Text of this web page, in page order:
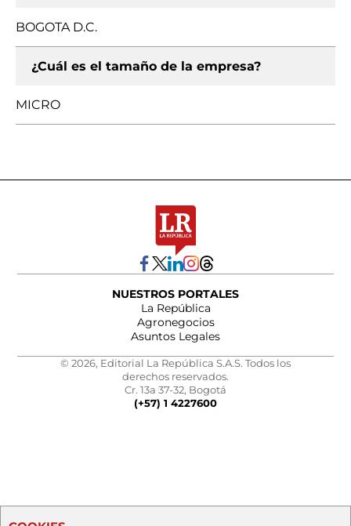
BOGOTA D.C.
¿Cuál es el tamaño de la empresa?
MICRO
NUESTROS PORTALES
La República
Agronegocios
Asuntos Legales
© 2026, Editorial La República S.A.S. Todos los
derechos reservados.
Cr. 13a 37-32, Bogotá
(+57) 1 4227600